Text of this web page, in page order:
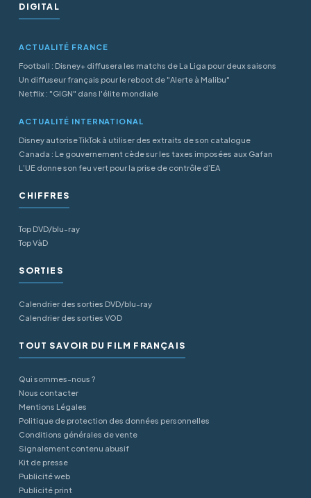
DIGITAL
ACTUALITÉ FRANCE
Football : Disney+ diffusera les matchs de La Liga pour deux saisons
Un diffuseur français pour le reboot de "Alerte à Malibu"
Netflix : "GIGN" dans l'élite mondiale
ACTUALITÉ INTERNATIONAL
Disney autorise TikTok à utiliser des extraits de son catalogue
Canada : Le gouvernement cède sur les taxes imposées aux Gafan
L’UE donne son feu vert pour la prise de contrôle d’EA
CHIFFRES
Top DVD/blu-ray
Top VàD
SORTIES
Calendrier des sorties DVD/blu-ray
Calendrier des sorties VOD
TOUT SAVOIR DU FILM FRANÇAIS
Qui sommes-nous ?
Nous contacter
Mentions Légales
Politique de protection des données personnelles
Conditions générales de vente
Signalement contenu abusif
Kit de presse
Publicité web
Publicité print